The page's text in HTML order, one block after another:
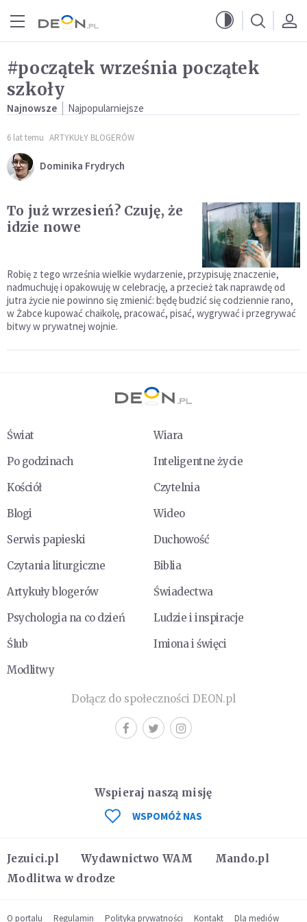
#początek września początek
szkoły
Najnowsze Najpopularniejsze
6 lat temu ARTYKUŁY BLOGERÓW
Dominika Frydrych
To już wrzesień? Czuję, że
idzie nowe
Robię z tego września wielkie wydarzenie, przypisuję znaczenie,
nadmuchuję i opakowuję w celebrację, a przecież tak naprawdę od
jutra życie nie powinno się zmienić: będę budzić się codziennie rano,
w Żabce kupować chaikolę, pracować, pisać, wygrywać i przegrywać
bitwy w prywatnej wojnie.
Świat
Wiara
Po godzinach
Inteligentne życie
Kościół
Czytelnia
Blogi
Wideo
Serwis papieski
Duchowość
Czytania liturgiczne
Biblia
Artykuły blogerów
Świadectwa
Psychologia na co dzień
Ludzie i inspiracje
Ślub
Imiona i święci
Modlitwy
Dołącz do społeczności DEON.pl
Jezuici.pl Wydawnictwo WAM
Mando.pl
Modlitwa w drodze
Wspieraj naszą misję
WSPOMÓŻ NAS
O portalu Regulamin Polityka prywatności Kontakt Dla mediów